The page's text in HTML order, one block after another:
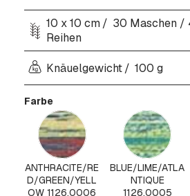
10 x 10 cm
30 Maschen /
Reihen
Knäuelgewicht 100 g
Farbe
ANTHRACITE/RE
D/GREEN/YELL
OW 1126.0006
BLUE/LIME/ATLA
NTIQUE
1126.0005